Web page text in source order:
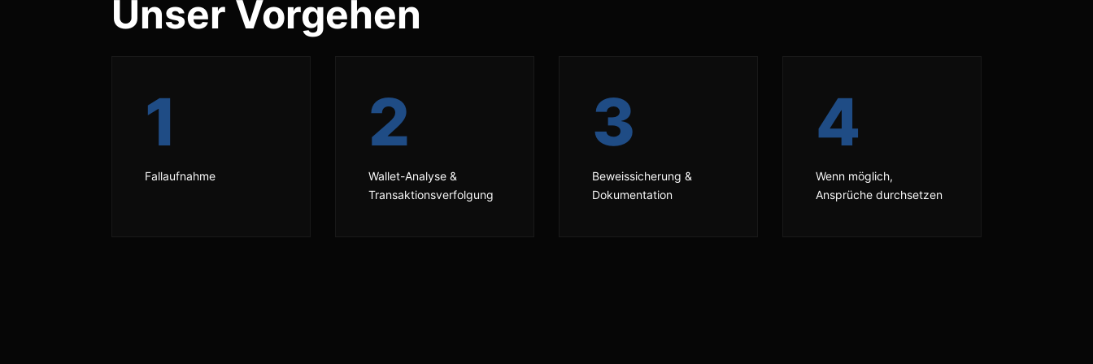
Unser Vorgehen
1
Fallaufnahme
2
Wallet-Analyse &
Transaktionsverfolgung
3
Beweissicherung &
Dokumentation
4
Wenn möglich,
Ansprüche durchsetzen